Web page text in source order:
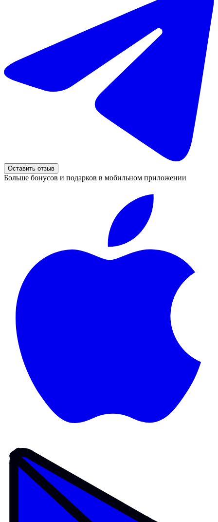
Оставить отзыв
Больше бонусов и подарков в мобильном приложении